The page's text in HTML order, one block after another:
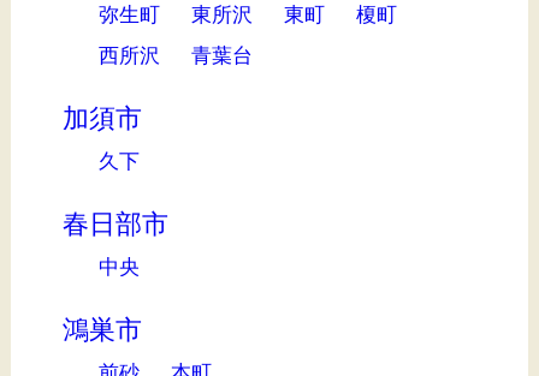
弥生町
東所沢 東町
榎町
西所沢
青葉台
加須市
久下
春日部市
中央
鴻巣市